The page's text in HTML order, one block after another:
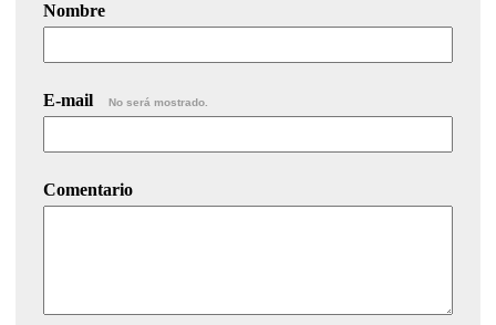
Nombre
E-mail No será mostrado.
Comentario